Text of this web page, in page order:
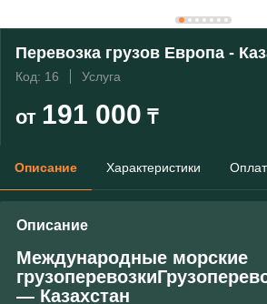
Перевозка грузов Европа -
Код: 16 Услуга
от 191 000 ₸
Описание Характеристики
Описание
Международные морские
― Казахстан